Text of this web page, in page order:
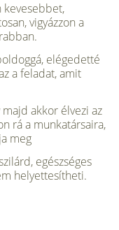
kevesebbet,
vigyázzon a
elégedetté
a feladat, amit
majd akkor élvezi az
rá a munkatársaira,
meg
egészséges
helyettesítheti.